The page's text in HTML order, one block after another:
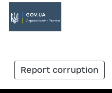
Report corruption